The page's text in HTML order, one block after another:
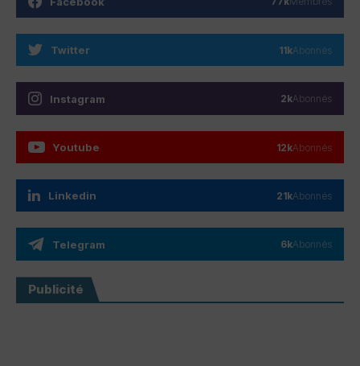
Twitter 11kAbonnés
Instagram 2kAbonnés
Youtube 12kAbonnés
Linkedin 21kAbonnés
Telegram 6kAbonnés
Publicité